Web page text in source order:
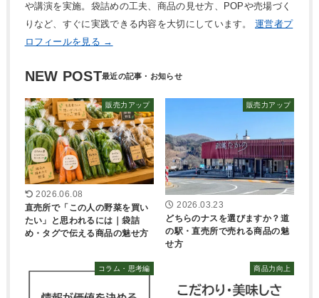
や講演を実施。袋詰めの工夫、商品の見せ方、POPや売場づく
りなど、すぐに実践できる内容を大切にしています。運営者プ
ロフィールを見る →
NEW POST
販売力アップ
2026.06.08
直売所で「この人の野菜を買い
たい」と思われるには｜袋詰
め・タグで伝える商品の魅せ方
販売力アップ
2026.03.23
どちらのナスを選びますか？道
の駅・直売所で売れる商品の魅
せ方
コラム・思考編 商品力向上